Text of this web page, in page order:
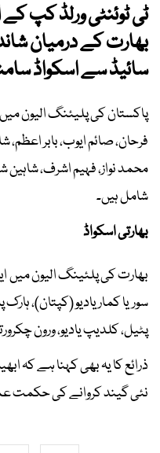
ٹی ٹوئنٹی ورلڈ کپ
بھارت کے درمیان
سائیڈ سے اسکواڈ
پاکستان کی پلیئنگ الیون
فرحان، صائم ایوب، بابر
محمد نواز، فہیم اشرف، شاہین
شامل ہیں۔
بھارتی اسکواڈ
بھارت کی پلئینگ الیون میں
سوریا کمار یادیو (کپتان)،
پٹیل، کلدیپ یادیو، ورون
ذرائع کا یہ بھی کہنا ہے کہ
نئی گیند کروانے کی حکمت